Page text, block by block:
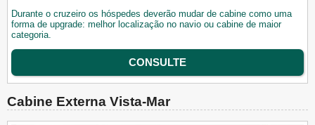
Durante o cruzeiro os hóspedes deverão mudar de cabine como uma
forma de upgrade: melhor localização no navio ou cabine de maior
categoria.
CONSULTE
Cabine Externa Vista-Mar